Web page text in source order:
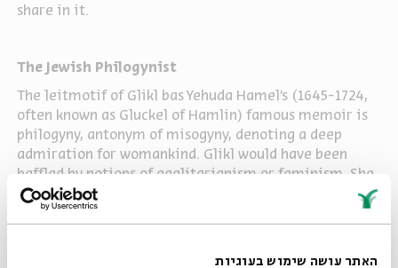
האתר עושה שימוש בעוגיות
share in it.
The Jewish Philogynist
The leitmotif of Glikl bas Yehuda Hamel's (1645-1724,
often known as Gluckel of Hamlin) famous memoir is
philogyny, antonym of misogyny, denoting a deep
admiration for womankind. Glikl would have been
baffled by notions of egalitarianism or feminism. She
lived in a society of acknowledged hierarchies, with
men, the patriarchy, the ruling one. Glikl subtly argued